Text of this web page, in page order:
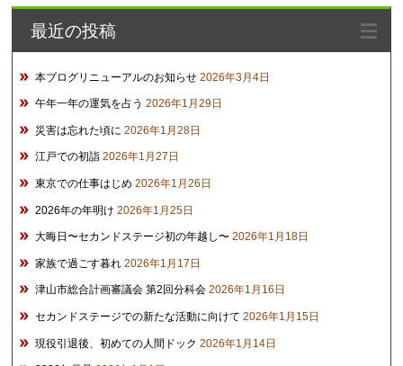
イ
ブ
最近の投稿
本ブログリニューアルのお知らせ 2026年3月4日
午年一年の運気を占う 2026年1月29日
災害は忘れた頃に 2026年1月28日
江戸での初詣 2026年1月27日
東京での仕事はじめ 2026年1月26日
2026年の年明け 2026年1月25日
大晦日〜セカンドステージ初の年越し〜 2026年1月18日
家族で過ごす暮れ 2026年1月17日
津山市総合計画審議会 第2回分科会 2026年1月16日
セカンドステージでの新たな活動に向けて 2026年1月15日
現役引退後、初めての人間ドック 2026年1月14日